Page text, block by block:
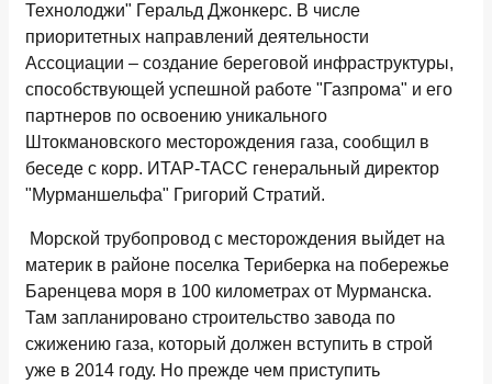
Технолоджи" Геральд Джонкерс. В числе
приоритетных направлений деятельности
Ассоциации – создание береговой инфраструктуры,
способствующей успешной работе "Газпрома" и его
партнеров по освоению уникального
Штокмановского месторождения газа, сообщил в
беседе с корр. ИТАР-ТАСС генеральный директор
"Мурманшельфа" Григорий Стратий.
Морской трубопровод с месторождения выйдет на
материк в районе поселка Териберка на побережье
Баренцева моря в 100 километрах от Мурманска.
Там запланировано строительство завода по
сжижению газа, который должен вступить в строй
уже в 2014 году. Но прежде чем приступить